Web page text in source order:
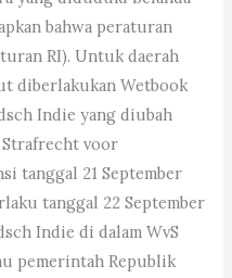
bahwa peraturan
RI). Untuk daerah
diberlakukan Wetbook
Indie yang diubah
Strafrecht voor
tanggal 21 September
tanggal 22 September
Indie di dalam WvS
pemerintah Republik